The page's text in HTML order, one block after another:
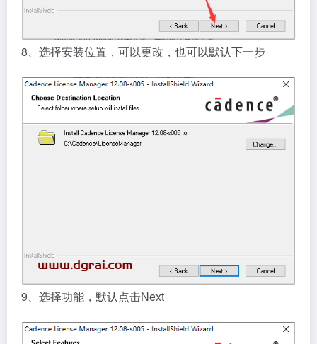
8、选择安装位置，可以更改，也可以默认下一步
9、选择功能，默认点击Next